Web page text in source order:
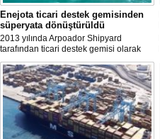
Enejota ticari destek gemisinden
süperyata dönüştürüldü
2013 yılında Arpoador Shipyard
tarafından ticari destek gemisi olarak
inşa edilen Enejota explorer süperyata
dönüştürülerek sahibine teslim edildi.